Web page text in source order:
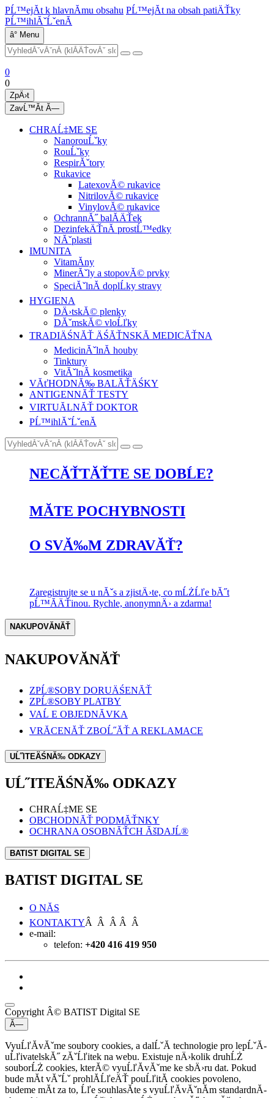
PĹ™ejĂ­t k hlavnĂ­mu obsahu PĹ™ejĂ­t na obsah patiÄŤky
PĹ™ihlĂˇĹˇenĂ­
â° Menu
0
0
ZpÄ›t
ZavĹ™Ă­t Ă—
CHRAĹ‡ME SE
NanorouĹˇky
RouĹˇky
RespirĂˇtory
Rukavice
LatexovĂ© rukavice
NitrilovĂ© rukavice
VinylovĂ© rukavice
OchrannĂ˝ balĂ­ÄŤek
DezinfekÄŤnĂ­ prostĹ™edky
NĂˇplasti
IMUNITA
VitamĂ­ny
MinerĂˇly a stopovĂ© prvky
SpeciĂˇlnĂ­ doplĹky stravy
HYGIENA
DÄ›tskĂ© plenky
DĂˇmskĂ© vloĹľky
TRADIÄŚNĂŤ ÄŚĂŤNSKĂ MEDICĂŤNA
MedicinĂˇlnĂ­ houby
Tinktury
VitĂˇlnĂ­ kosmetika
VĂťHODNĂ‰ BALĂŤÄŚKY
ANTIGENNĂŤ TESTY
VIRTUĂLNĂŤ DOKTOR
PĹ™ihlĂˇĹˇenĂ­
NECĂŤTĂŤTE SE DOBĹE?
MĂTE POCHYBNOSTI
O SVĂ‰M ZDRAVĂŤ?
Zaregistrujte se u nĂˇs a zjistÄ›te, co mĹŻĹľe bĂ˝t
pĹ™Ă­ÄŤinou. Rychle, anonymnÄ› a zdarma!
NAKUPOVĂNĂŤ
NAKUPOVĂNĂŤ
ZPĹ®SOBY DORUÄŚENĂŤ
ZPĹ®SOBY PLATBY
VAĹ E OBJEDNĂVKA
VRĂCENĂŤ ZBOĹ˝ĂŤ A REKLAMACE
UĹ˝ITEÄŚNĂ‰ ODKAZY
UĹ˝ITEÄŚNĂ‰ ODKAZY
CHRAĹ‡ME SE
OBCHODNĂŤ PODMĂŤNKY
OCHRANA OSOBNĂŤCH ĂšDAJĹ®
BATIST DIGITAL SE
BATIST DIGITAL SE
O NĂS
KONTAKTYÂ Â Â Â Â
e-mail:
telefon: +420 416 419 950
Copyright Â© BATIST Digital SE
Ă—
VyuĹľĂ­vĂˇme soubory cookies, a dalĹˇĂ­ technologie pro lepĹˇĂ­
uĹľivatelskĂ˝ zĂˇĹľitek na webu. Existuje nÄ›kolik druhĹŻ
souborĹŻ cookies, kterĂ© vyuĹľĂ­vĂˇme ke sbÄ›ru dat. Pokud
bude mĂ­t vĂˇĹˇ prohlĂ­ĹľeÄŤ pouĹľitĂ­ cookies povoleno,
budeme mĂ­t za to, Ĺľe souhlasĂ­te s vyuĹľĂ­vĂˇnĂ­m standardnĂ­